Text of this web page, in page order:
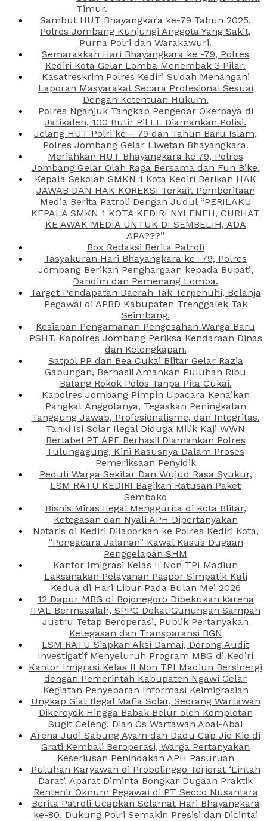
Timur.
Sambut HUT Bhayangkara ke-79 Tahun 2025,
Polres Jombang Kunjungi Anggota Yang Sakit,
Purna Polri dan Warakawuri.
Semarakkan Hari Bhayangkara ke -79, Polres
Kediri Kota Gelar Lomba Menembak 3 Pilar.
Kasatreskrim Polres Kediri Sudah Menangani
Laporan Masyarakat Secara Profesional Sesuai
Dengan Ketentuan Hukum.
Polres Nganjuk Tangkap Pengedar Okerbaya di
Jatikalen, 100 Butir Pil LL Diamankan Polisi.
Jelang HUT Polri ke – 79 dan Tahun Baru Islam,
Polres Jombang Gelar Liwetan Bhayangkara.
Meriahkan HUT Bhayangkara ke 79, Polres
Jombang Gelar Olah Raga Bersama dan Fun Bike.
Kepala Sekolah SMKN 1 Kota Kediri Berikan HAK
JAWAB DAN HAK KOREKSI Terkait Pemberitaan
Media Berita Patroli Dengan Judul “PERILAKU
KEPALA SMKN 1 KOTA KEDIRI NYLENEH, CURHAT
KE AWAK MEDIA UNTUK DI SEMBELIH, ADA
APA???”
Box Redaksi Berita Patroli
Tasyakuran Hari Bhayangkara ke -79, Polres
Jombang Berikan Penghargaan kepada Bupati,
Dandim dan Pemenang Lomba.
Target Pendapatan Daerah Tak Terpenuhi, Belanja
Pegawai di APBD Kabupaten Trenggalek Tak
Seimbang.
Kesiapan Pengamanan Pengesahan Warga Baru
PSHT, Kapolres Jombang Periksa Kendaraan Dinas
dan Kelengkapan.
Satpol PP dan Bea Cukai Blitar Gelar Razia
Gabungan, Berhasil Amankan Puluhan Ribu
Batang Rokok Polos Tanpa Pita Cukai.
Kapolres Jombang Pimpin Upacara Kenaikan
Pangkat Anggotanya, Tegaskan Peningkatan
Tanggung Jawab, Profesionalisme, dan Integritas.
Tanki Isi Solar Ilegal Diduga Milik Kaji WWN
Berlabel PT APE Berhasil Diamankan Polres
Tulungagung, Kini Kasusnya Dalam Proses
Pemeriksaan Penyidik
Peduli Warga Sekitar Dan Wujud Rasa Syukur,
LSM RATU KEDIRI Bagikan Ratusan Paket
Sembako
Bisnis Miras Ilegal Menggurita di Kota Blitar,
Ketegasan dan Nyali APH Dipertanyakan
Notaris di Kediri Dilaporkan ke Polres Kediri Kota,
“Pengacara Jalanan” Kawal Kasus Dugaan
Penggelapan SHM
Kantor Imigrasi Kelas II Non TPI Madiun
Laksanakan Pelayanan Paspor Simpatik Kali
Kedua di Hari Libur Pada Bulan Mei 2026
12 Dapur MBG di Bojonegoro Dibekukan karena
IPAL Bermasalah, SPPG Dekat Gunungan Sampah
Justru Tetap Beroperasi, Publik Pertanyakan
Ketegasan dan Transparansi BGN
LSM RATU Siapkan Aksi Damai, Dorong Audit
Investigatif Menyeluruh Program MBG di Kediri
Kantor Imigrasi Kelas II Non TPI Madiun Bersinergi
dengan Pemerintah Kabupaten Ngawi Gelar
Kegiatan Penyebaran Informasi Keimigrasian
Ungkap Giat Ilegal Mafia Solar, Seorang Wartawan
Dikeroyok Hingga Babak Belur oleh Komplotan
Sugit Celeng, Dian Cs Wartawan Abal-Abal
Arena Judi Sabung Ayam dan Dadu Cap Jie Kie di
Grati Kembali Beroperasi, Warga Pertanyakan
Keseriusan Penindakan APH Pasuruan
Puluhan Karyawan di Probolinggo Terjerat ‘Lintah
Darat’, Aparat Diminta Bongkar Dugaan Praktik
Rentenir Oknum Pegawai di PT Secco Nusantara
Berita Patroli Ucapkan Selamat Hari Bhayangkara
ke-80, Dukung Polri Semakin Presisi dan Dicintai